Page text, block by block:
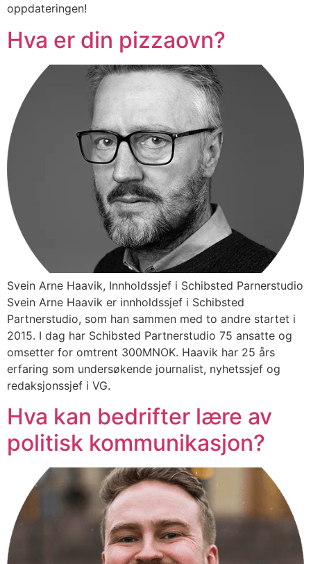
oppdateringen!
Hva er din pizzaovn?
Svein Arne Haavik, Innholdssjef i Schibsted Parnerstudio
Svein Arne Haavik er innholdssjef i Schibsted
Partnerstudio, som han sammen med to andre startet i
2015. I dag har Schibsted Partnerstudio 75 ansatte og
omsetter for omtrent 300MNOK. Haavik har 25 års
erfaring som undersøkende journalist, nyhetssjef og
redaksjonssjef i VG.
Hva kan bedrifter lære av
politisk kommunikasjon?